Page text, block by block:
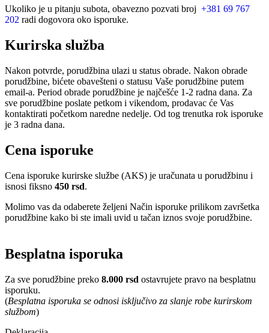
Ukoliko je u pitanju subota, obavezno pozvati broj +381 69 767
202 radi dogovora oko isporuke.
Kurirska služba
Nakon potvrde, porudžbina ulazi u status obrade. Nakon obrade
porudžbine, bićete obavešteni o statusu Vaše porudžbine putem
email-a. Period obrade porudžbine je najčešće 1-2 radna dana. Za
sve porudžbine poslate petkom i vikendom, prodavac će Vas
kontaktirati početkom naredne nedelje. Od tog trenutka rok isporuke
je 3 radna dana.
Cena isporuke
Cena isporuke kurirske službe (AKS) je uračunata u porudžbinu i
isnosi fiksno 450 rsd.
Molimo vas da odaberete željeni Način isporuke prilikom završetka
porudžbine kako bi ste imali uvid u tačan iznos svoje porudžbine.
Besplatna isporuka
Za sve porudžbine preko 8.000 rsd ostavrujete pravo na besplatnu
isporuku.
(Besplatna isporuka se odnosi isključivo za slanje robe kurirskom
službom)